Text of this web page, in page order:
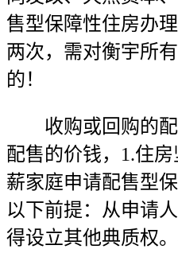
售型保障性住房办
两次，需对衡宇所
的！
收购或回购的配
配售的价钱，1.住
薪家庭申请配售型
以下前提：从申请
得设立其他典质权